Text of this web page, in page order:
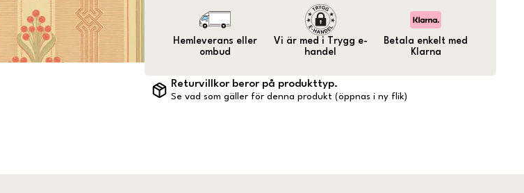
Hemleverans eller
ombud
Vi är med i Trygg e-
handel
Betala enkelt med
Klarna
Returvillkor beror på produkttyp.
Se vad som gäller för denna produkt (öppnas i ny flik)